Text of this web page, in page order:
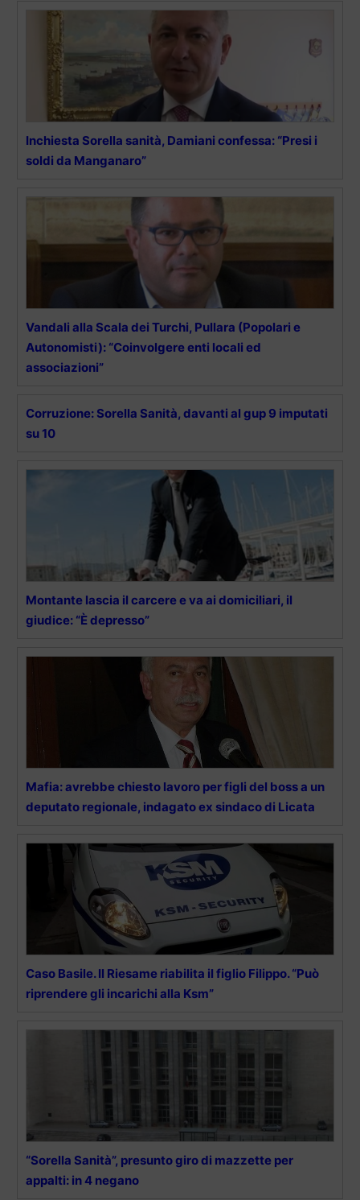
Inchiesta Sorella sanità, Damiani confessa: “Presi i
soldi da Manganaro”
Vandali alla Scala dei Turchi, Pullara (Popolari e
Autonomisti): “Coinvolgere enti locali ed
associazioni”
Corruzione: Sorella Sanità, davanti al gup 9 imputati
su 10
Montante lascia il carcere e va ai domiciliari, il
giudice: “È depresso”
Mafia: avrebbe chiesto lavoro per figli del boss a un
deputato regionale, indagato ex sindaco di Licata
Caso Basile. Il Riesame riabilita il figlio Filippo. “Può
riprendere gli incarichi alla Ksm”
“Sorella Sanità”, presunto giro di mazzette per
appalti: in 4 negano